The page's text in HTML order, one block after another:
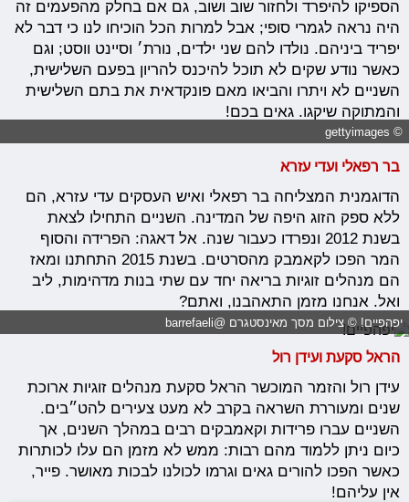
הספיקו להיפרד ולחזור שוב ושוב, גם אם בחלק מהפעמים זה
היה נראה לגמרי סופי; אבל למרות הכל הוכיחו לנו כי דבר לא
יפריד ביניהם. נולדו להם שני ילדים, נורת׳ וסיינט ווסט; וגם
כאשר נודע שקים לא תוכל להיכנס להריון בפעם השלישית,
השניים לא ויתרו והביאו מאם פונקדאית את בתם השלישית
והמתוקה שיקגו. גאים בכם!
© gettyimages
בר רפאלי ועדי עזרא
הדוגמנית המצליחה בר רפאלי ואיש העסקים עדי עזרא, הם
ללא ספק הזוג היפה של המדינה. השניים התחילו לצאת
בשנת 2012 ונפרדו כעבור שנה. אל דאגה: הפרידה והסוף
המר הפכו לקאמבק מהסרטים. בשנת 2015 התחתנו ומאז
הם מנהלים זוגיות בריאה יחד עם שתי בנות מדהימות, ליב
ואל. אנחנו מזמן התאהבנו, ואתם?
יפהפיים! © צילום מסך מאינסטגרם @barrefaeli
הראל סקעת ועידן רול
עידן רול והזמר המוכשר הראל סקעת מנהלים זוגיות ארוכת
שנים ומעוררת השראה בקרב לא מעט צעירים להט״בים.
השניים עברו פרידות וקאמבקים רבים במהלך השנים, אך
כיום ניתן ללמוד מהם רבות: ממש לא מזמן הם עלו לכותרות
כאשר הפכו להורים גאים וגרמו לכולנו לבכות מאושר. פייר,
אין עליהם!